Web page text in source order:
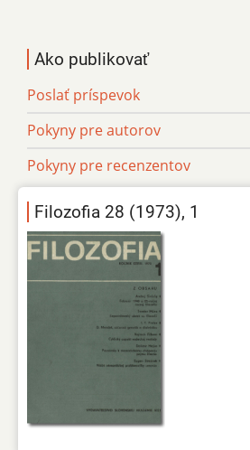
Ako publikovať
Poslať príspevok
Pokyny pre autorov
Pokyny pre recenzentov
Filozofia 28 (1973), 1